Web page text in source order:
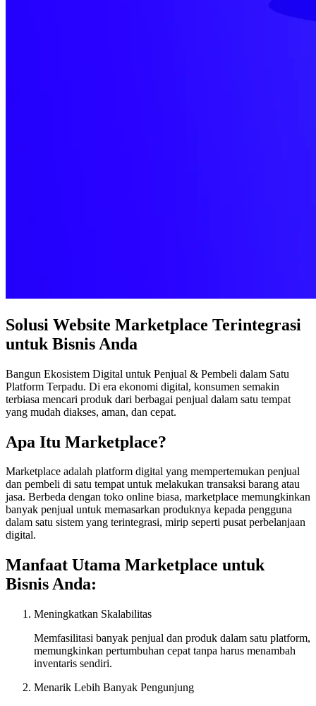
Solusi Website Marketplace Terintegrasi
untuk Bisnis Anda
Bangun Ekosistem Digital untuk Penjual & Pembeli dalam Satu
Platform Terpadu. Di era ekonomi digital, konsumen semakin
terbiasa mencari produk dari berbagai penjual dalam satu tempat
yang mudah diakses, aman, dan cepat.
Apa Itu Marketplace?
Marketplace adalah platform digital yang mempertemukan penjual
dan pembeli di satu tempat untuk melakukan transaksi barang atau
jasa. Berbeda dengan toko online biasa, marketplace memungkinkan
banyak penjual untuk memasarkan produknya kepada pengguna
dalam satu sistem yang terintegrasi, mirip seperti pusat perbelanjaan
digital.
Manfaat Utama Marketplace untuk
Bisnis Anda:
Meningkatkan Skalabilitas
Memfasilitasi banyak penjual dan produk dalam satu platform,
memungkinkan pertumbuhan cepat tanpa harus menambah
inventaris sendiri.
Menarik Lebih Banyak Pengunjung